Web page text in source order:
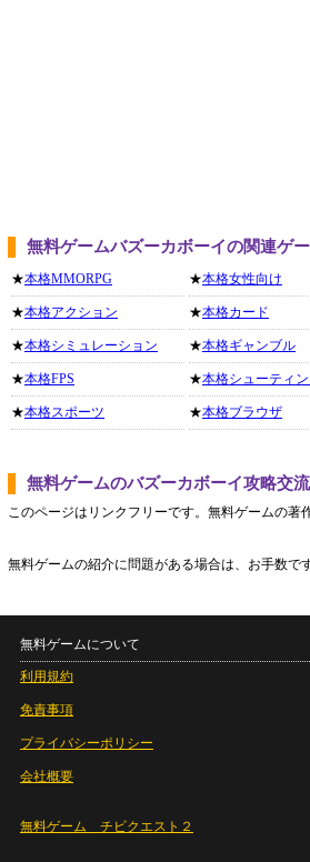
無料ゲームバズーカボーイの関連ゲ
★本格MMORPG
★本格アクション
★本格シミュレーション
★本格FPS
★本格スポーツ
★本格女性向け
★本格カード
★本格ギャンブル
★本格シューティ
★本格ブラウザ
無料ゲームのバズーカボーイ攻略交
このページはリンクフリーです。無料ゲームの著
無料ゲームの紹介に問題がある場合は、お手数で
無料ゲームについて
利用規約
免責事項
プライバシーポリシー
会社概要
無料ゲーム チビクエスト２